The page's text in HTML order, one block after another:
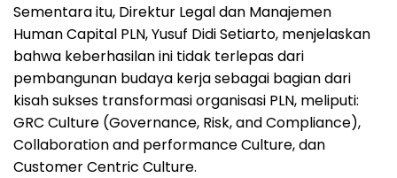
Sementara itu, Direktur Legal dan Manajemen
Human Capital PLN, Yusuf Didi Setiarto, menjelaskan
bahwa keberhasilan ini tidak terlepas dari
pembangunan budaya kerja sebagai bagian dari
kisah sukses transformasi organisasi PLN, meliputi:
GRC Culture (Governance, Risk, and Compliance),
Collaboration and performance Culture, dan
Customer Centric Culture.